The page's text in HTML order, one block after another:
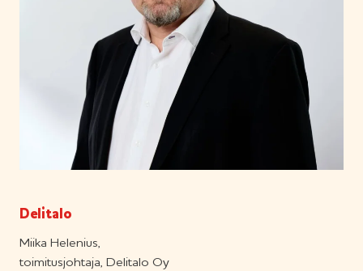
Delitalo
Miika Helenius,
toimitusjohtaja, Delitalo Oy